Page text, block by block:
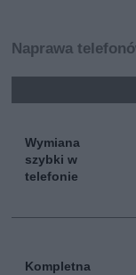
Naprawa
Wymiana
szybki w
telefonie
Kompletna